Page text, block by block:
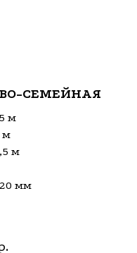
СЕМЕЙНАЯ
м
м
м
мм